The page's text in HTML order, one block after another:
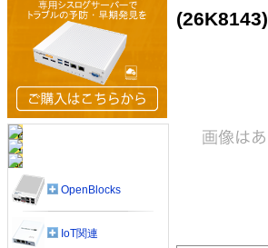
(26K8143)
OpenBlocks
IoT関連